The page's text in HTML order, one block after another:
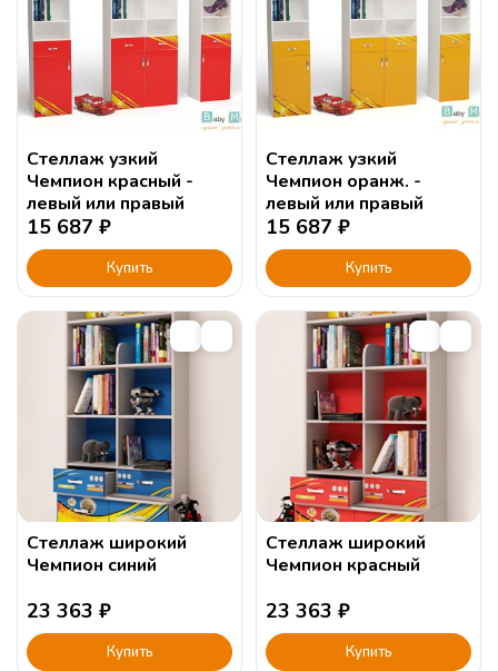
Стеллаж узкий
Чемпион красный -
левый или правый
15 687 ₽
Купить
Стеллаж узкий
Чемпион оранж. -
левый или правый
15 687 ₽
Купить
Стеллаж широкий
Чемпион синий
23 363 ₽
Купить
Стеллаж широкий
Чемпион красный
23 363 ₽
Купить